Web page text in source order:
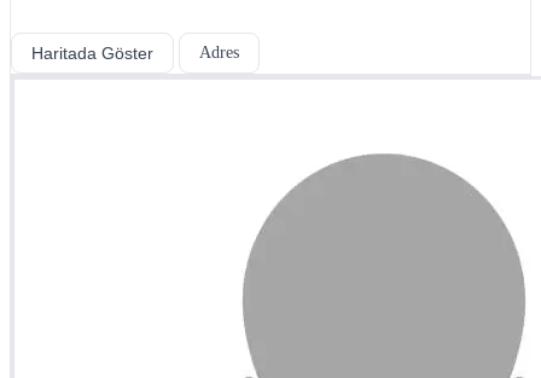
Haritada Göster Adres